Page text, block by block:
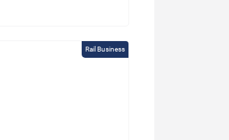
Rail Business